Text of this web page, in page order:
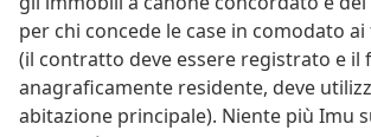
per chi concede le case in comodato
(il contratto deve essere registrato e il
anagraficamente residente, deve
abitazione principale). Niente più Imu